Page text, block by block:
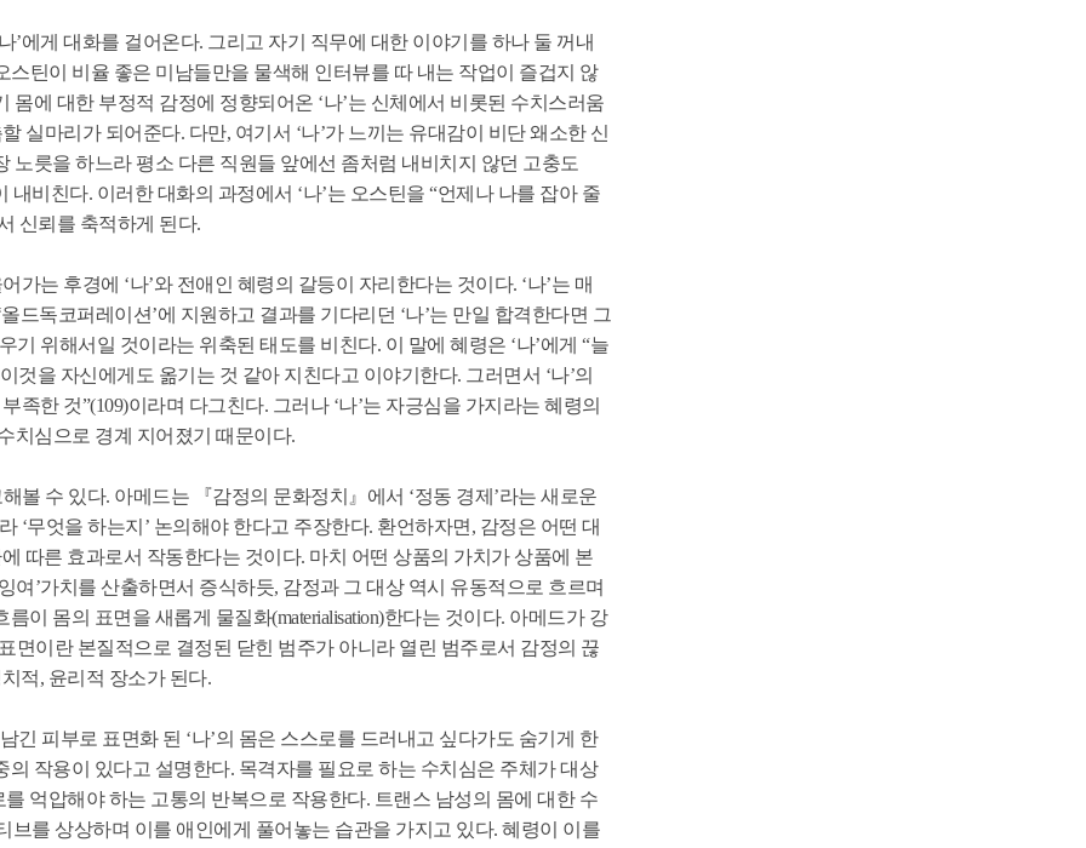
’에게 대화를 걸어온다. 그리고 자기 직무에 대한 이야기를 하나 둘 꺼내
스틴이 비율 좋은 미남들만을 물색해 인터뷰를 따 내는 작업이 즐겁지 않
에 대한 부정적 감정에 정향되어온 ‘나’는 신체에서 비롯된 수치스러움
실마리가 되어준다. 다만, 여기서 ‘나’가 느끼는 유대감이 비단 왜소한 신
노릇을 하느라 평소 다른 직원들 앞에선 좀처럼 내비치지 않던 고충도
비친다. 이러한 대화의 과정에서 ‘나’는 오스틴을 “언제나 나를 잡아 줄
신뢰를 축적하게 된다.
가는 후경에 ‘나’와 전애인 혜령의 갈등이 자리한다는 것이다. ‘나’는 매
드독코퍼레이션’에 지원하고 결과를 기다리던 ‘나’는 만일 합격한다면 그
기 위해서일 것이라는 위축된 태도를 비친다. 이 말에 혜령은 ‘나’에게 “늘
을 자신에게도 옮기는 것 같아 지친다고 이야기한다. 그러면서 ‘나’의
족한 것”(109)이라며 다그친다. 그러나 ‘나’는 자긍심을 가지라는 혜령의
치심으로 경계 지어졌기 때문이다.
볼 수 있다. 아메드는 『감정의 문화정치』에서 ‘정동 경제’라는 새로운
‘무엇을 하는지’ 논의해야 한다고 주장한다. 환언하자면, 감정은 어떤 대
따른 효과로서 작동한다는 것이다. 마치 어떤 상품의 가치가 상품에 본
여’가치를 산출하면서 증식하듯, 감정과 그 대상 역시 유동적으로 흐르며
이 몸의 표면을 새롭게 물질화(materialisation)한다는 것이다. 아메드가 강
면이란 본질적으로 결정된 닫힌 범주가 아니라 열린 범주로서 감정의 끊
적, 윤리적 장소가 된다.
긴 피부로 표면화 된 ‘나’의 몸은 스스로를 드러내고 싶다가도 숨기게 한
작용이 있다고 설명한다. 목격자를 필요로 하는 수치심은 주체가 대상
억압해야 하는 고통의 반복으로 작용한다. 트랜스 남성의 몸에 대한 수
브를 상상하며 이를 애인에게 풀어놓는 습관을 가지고 있다. 혜령이 이를